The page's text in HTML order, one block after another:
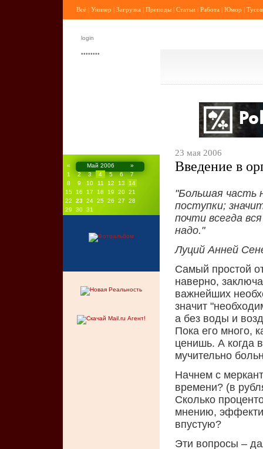
Всё | Универ | Загрузка | Преподы | Статьи | Работа | Юмор |
« Май 2006
»
1
2 3 4 5 6
7
8
9 10 11 12 13
14
15
16 17 18 19 20 21
22
23 24 25 26 27
28
29
30 31
23 мая 2006
Введение в
"Большая часть
поступки;
почти всегда
надо."
Луций Анней
Самый простой
наверно,
важнейших
значит
а без воды и
Пока его много,
ценишь. А когда
мучительно
Начнем с
времени? (в
Сколько
мнению,
впустую?
Эти вопросы –